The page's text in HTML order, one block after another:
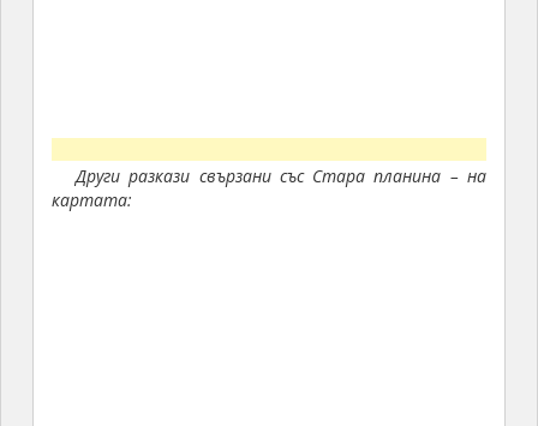
Други разкази свързани със Стара планина – на
картата: